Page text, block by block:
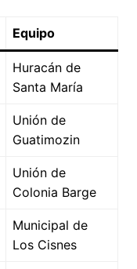
Equipo
Huracán de
Santa María
Unión de
Guatimozin
Unión de
Colonia Barge
Municipal de
Los Cisnes